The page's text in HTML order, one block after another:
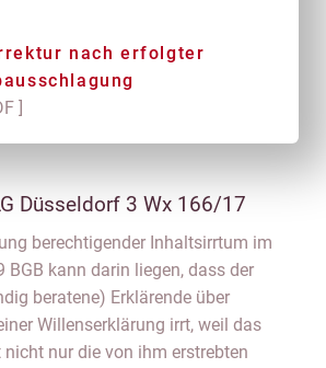
nach erfolgter
]
Düsseldorf 3 Wx 166/17
berechtigender Inhaltsirrtum im
BGB kann darin liegen, dass der
beratene) Erklärende über
Willenserklärung irrt, weil das
nur die von ihm erstrebten